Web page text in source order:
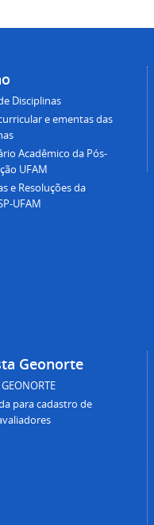
Disciplinas
e ementas das
Acadêmico da Pós-
UFAM
e Resoluções da
UFAM
Geonorte
para cadastro de